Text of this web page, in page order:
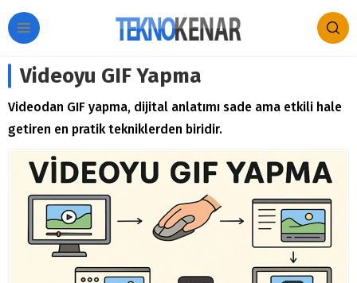
Videoyu GIF Yapma
Videodan GIF yapma, dijital anlatımı sade ama etkili hale
getiren en pratik tekniklerden biridir.